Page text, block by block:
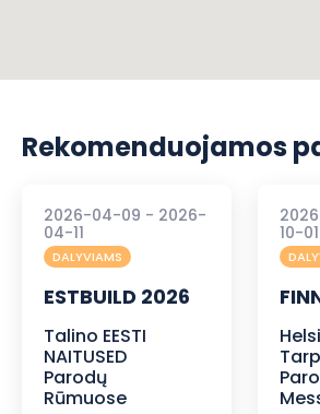
Rekomenduojamos
2026-04-09 - 2026-
04-11
DALYVIAMS
ESTBUILD 2026
Talino EESTI
NAITUSED
Parodų
Rūmuose
10-01